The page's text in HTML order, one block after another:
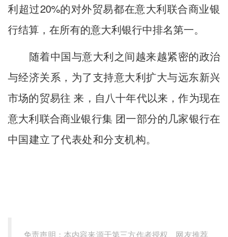
利超过20%的对外贸易都在意大利联合商业银
行结算，在所有的意大利银行中排名第一。
随着中国与意大利之间越来越紧密的政治
与经济关系，为了支持意大利扩大与远东新兴
市场的贸易往 来，自八十年代以来，作为现在
意大利联合商业银行集 团一部分的几家银行在
中国建立了代表处和分支机构。
免责声明：本内容来源于第三方作者授权、网友推荐